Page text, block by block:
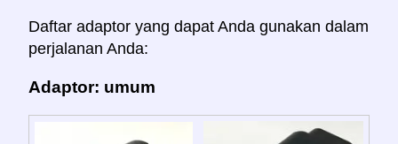
Daftar adaptor yang dapat Anda gunakan dalam
perjalanan Anda:
Adaptor: umum